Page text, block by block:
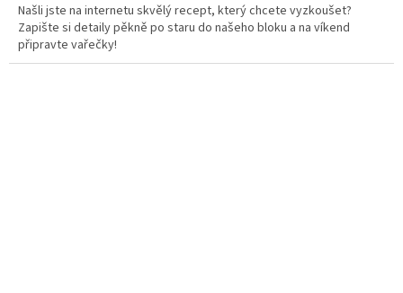
Našli jste na internetu skvělý recept, který chcete vyzkoušet?
Zapište si detaily pěkně po staru do našeho bloku a na víkend
připravte vařečky!